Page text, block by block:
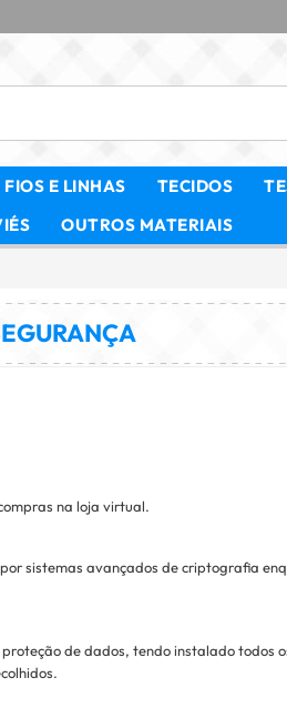
FIOS E LINHAS TECIDOS
OUTROS MATERIAIS
na loja virtual.
sistemas avançados de criptografia
de dados, tendo instalado todos